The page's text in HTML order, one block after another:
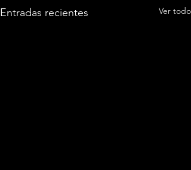
Entradas recientes Ver todo